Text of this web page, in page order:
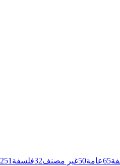
65عامة50غير مصنف32فلسفة 251